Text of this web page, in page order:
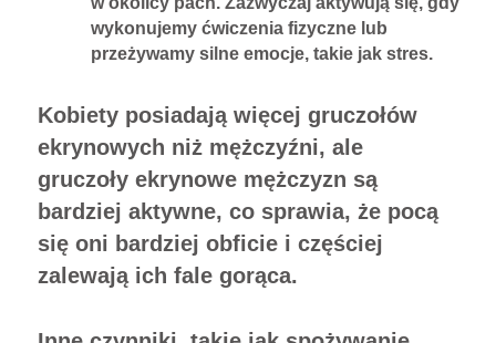
wykonujemy ćwiczenia fizyczne lub
przeżywamy silne emocje, takie jak stres.
Kobiety posiadają więcej gruczołów
ekrynowych niż mężczyźni, ale
gruczoły ekrynowe mężczyzn są
bardziej aktywne, co sprawia, że pocą
się oni bardziej obficie i częściej
zalewają ich fale gorąca.